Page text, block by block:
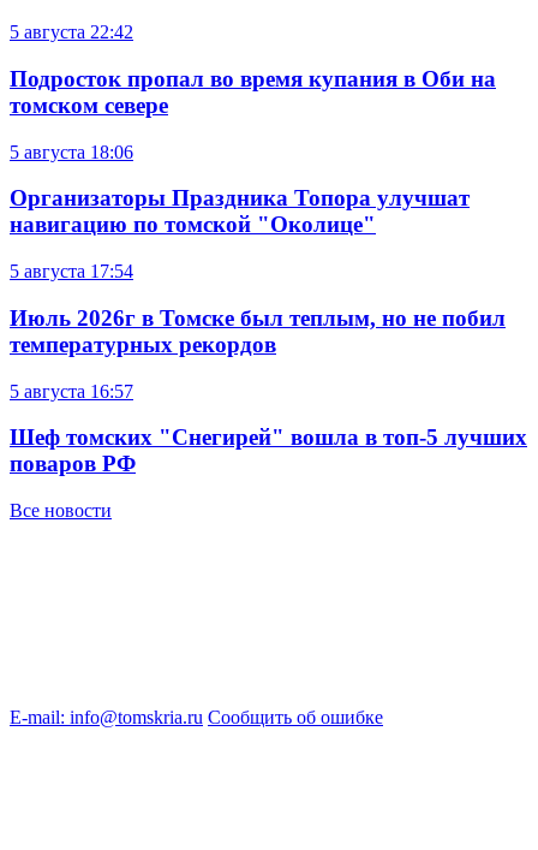
5 августа 22:42
Подросток пропал во время купания в Оби на
томском севере
5 августа 18:06
Организаторы Праздника Топора улучшат
навигацию по томской "Околице"
5 августа 17:54
Июль 2026г в Томске был теплым, но не побил
температурных рекордов
5 августа 16:57
Шеф томских "Снегирей" вошла в топ-5 лучших
поваров РФ
Все новости
E-mail: info@tomskria.ru Сообщить об ошибке